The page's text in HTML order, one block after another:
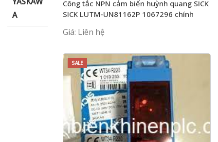
A
Công tắc NPN cảm biến huỳnh quang SICK
SICK LUTM-UN81162P 1067296 chính
Giá: Liên hệ
SALE